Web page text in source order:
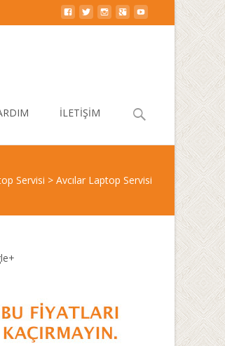
İLETİŞİM
Search
Servisi > Avcılar Laptop Servisi